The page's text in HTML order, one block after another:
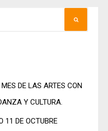
DE LAS ARTES CON
Y CULTURA.
11 DE OCTUBRE